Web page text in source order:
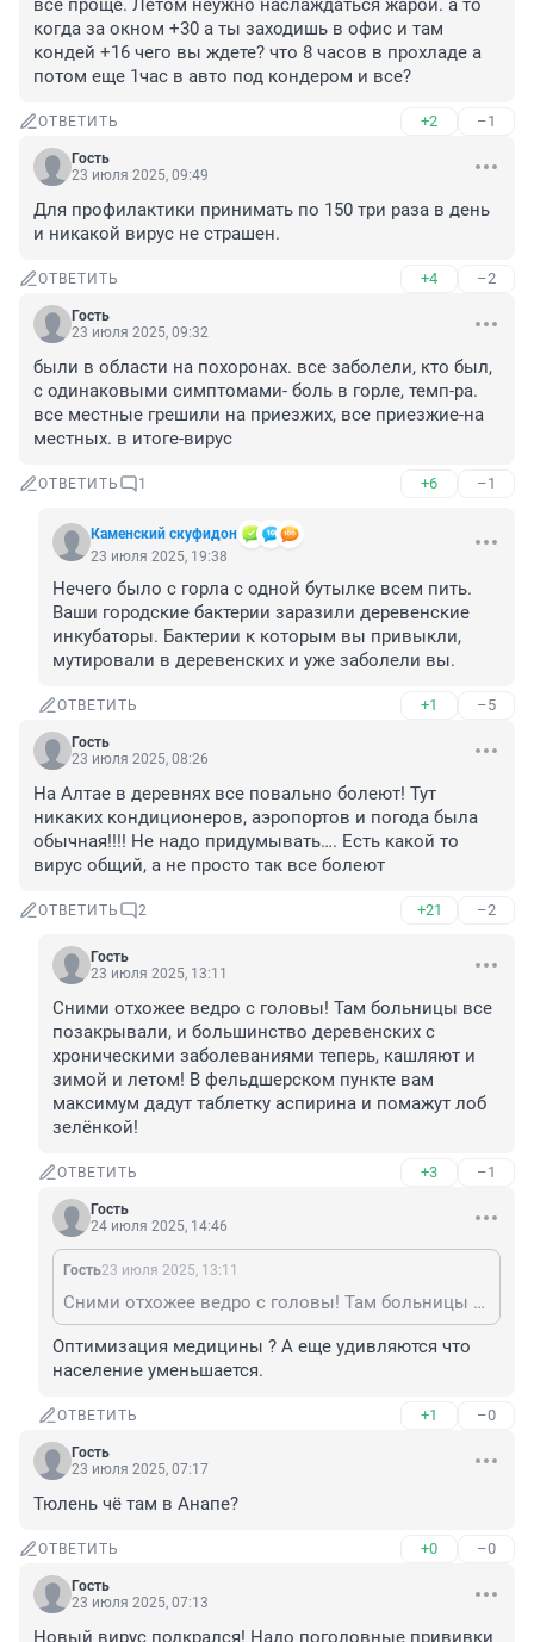
все проще. Летом неужно наслаждаться жарой. а то
когда за окном +30 а ты заходишь в офис и там
кондей +16 чего вы ждете? что 8 часов в прохладе а
потом еще 1час в авто под кондером и все?
ОТВЕТИТЬ +2 –1
Гость
23 июля 2025, 09:49
Для профилактики принимать по 150 три раза в день
и никакой вирус не страшен.
ОТВЕТИТЬ +4 –2
Гость
23 июля 2025, 09:32
были в области на похоронах. все заболели, кто был,
с одинаковыми симптомами- боль в горле, темп-ра.
все местные грешили на приезжих, все приезжие-на
местных. в итоге-вирус
ОТВЕТИТЬ 1 +6 –1
Каменский скуфидон
23 июля 2025, 19:38
Нечего было с горла с одной бутылке всем пить.
Ваши городские бактерии заразили деревенские
инкубаторы. Бактерии к которым вы привыкли,
мутировали в деревенских и уже заболели вы.
ОТВЕТИТЬ +1 –5
Гость
23 июля 2025, 08:26
На Алтае в деревнях все повально болеют! Тут
никаких кондиционеров, аэропортов и погода была
обычная!!!! Не надо придумывать…. Есть какой то
вирус общий, а не просто так все болеют
ОТВЕТИТЬ 2 +21 –2
Гость
23 июля 2025, 13:11
Сними отхожее ведро с головы! Там больницы все
позакрывали, и большинство деревенских с
хроническими заболеваниями теперь, кашляют и
зимой и летом! В фельдшерском пункте вам
максимум дадут таблетку аспирина и помажут лоб
зелёнкой!
ОТВЕТИТЬ +3 –1
Гость
24 июля 2025, 14:46
Гость23 июля 2025, 13:11
Сними отхожее ведро с головы! Там больницы все позакрывали, и большинство деревенских с хроническими заболеваниями теперь, кашляют и зимой и летом! В фельдшерском пункте вам максимум дадут таблетку аспирина и помажут лоб зелёнкой!
Оптимизация медицины ? А еще удивляются что
население уменьшается.
ОТВЕТИТЬ +1 –0
Гость
23 июля 2025, 07:17
Тюлень чё там в Анапе?
ОТВЕТИТЬ +0 –0
Гость
23 июля 2025, 07:13
Новый вирус подкрался! Надо поголовные прививки